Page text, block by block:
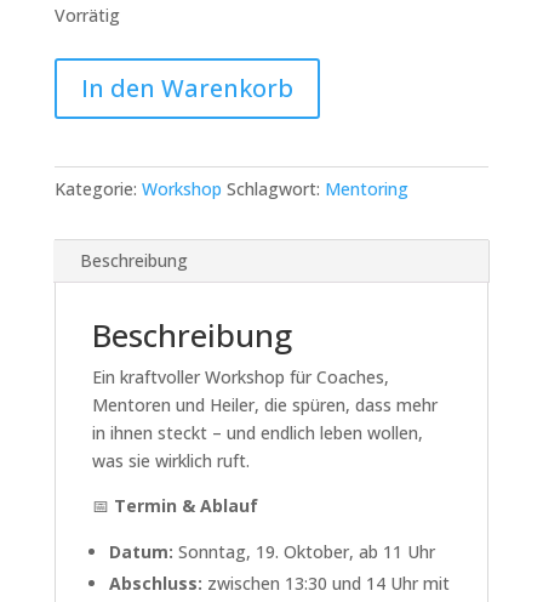
Vorrätig
Berufung
&
–
was
dich
Menge
In den Warenkorb
Kategorie: Workshop Schlagwort: Mentoring
Beschreibung
Beschreibung
Ein kraftvoller Workshop für Coaches,
Mentoren und Heiler, die spüren, dass mehr
in ihnen steckt – und endlich leben wollen,
was sie wirklich ruft.
📅 Termin & Ablauf
Datum: Sonntag, 19. Oktober, ab 11 Uhr
Abschluss: zwischen 13:30 und 14 Uhr mit